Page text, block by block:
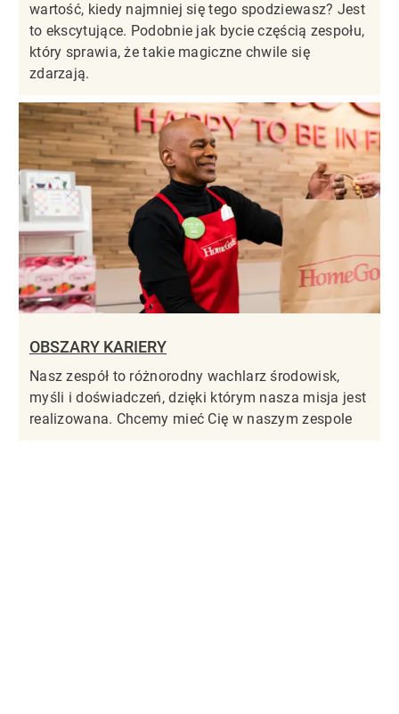
wartość, kiedy najmniej się tego spodziewasz? Jest
to ekscytujące. Podobnie jak bycie częścią zespołu,
który sprawia, że takie magiczne chwile się
zdarzają.
OBSZARY KARIERY
Nasz zespół to różnorodny wachlarz środowisk,
myśli i doświadczeń, dzięki którym nasza misja jest
realizowana. Chcemy mieć Cię w naszym zespole